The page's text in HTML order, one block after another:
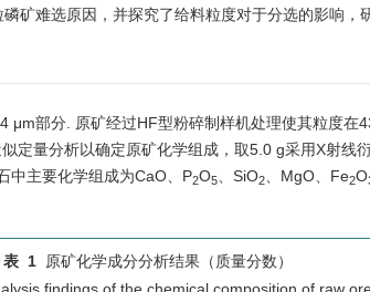
矿难选原因，并探究了给料粒度对于分选的影响，
μm部分. 原矿经过HF型粉碎制样机处理使其粒度在
定量分析以确定原矿化学组成，取5.0 g采用X射线
中主要化学组成为CaO、P2O5 、SiO2 、MgO、Fe2O
表 1
原矿化学成分分析结果（质量分数）